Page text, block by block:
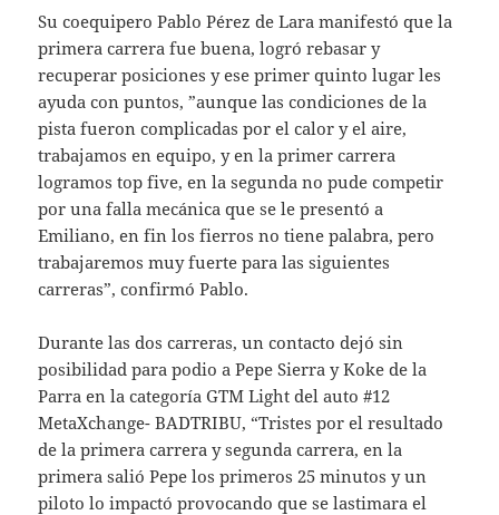
Su coequipero Pablo Pérez de Lara manifestó que la
primera carrera fue buena, logró rebasar y
recuperar posiciones y ese primer quinto lugar les
ayuda con puntos, ”aunque las condiciones de la
pista fueron complicadas por el calor y el aire,
trabajamos en equipo, y en la primer carrera
logramos top five, en la segunda no pude competir
por una falla mecánica que se le presentó a
Emiliano, en fin los fierros no tiene palabra, pero
trabajaremos muy fuerte para las siguientes
carreras”, confirmó Pablo.
Durante las dos carreras, un contacto dejó sin
posibilidad para podio a Pepe Sierra y Koke de la
Parra en la categoría GTM Light del auto #12
MetaXchange- BADTRIBU, “Tristes por el resultado
de la primera carrera y segunda carrera, en la
primera salió Pepe los primeros 25 minutos y un
piloto lo impactó provocando que se lastimara el